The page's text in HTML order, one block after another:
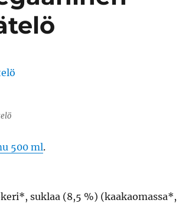
500 ml.
suklaa (8,5 %) (kaakaomassa*,